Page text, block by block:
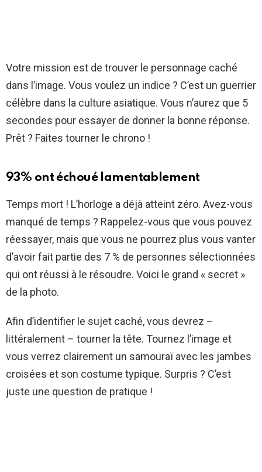
Votre mission est de trouver le personnage caché
dans l’image. Vous voulez un indice ? C’est un guerrier
célèbre dans la culture asiatique. Vous n’aurez que 5
secondes pour essayer de donner la bonne réponse.
Prêt ? Faites tourner le chrono !
93% ont échoué lamentablement
Temps mort ! L’horloge a déjà atteint zéro. Avez-vous
manqué de temps ? Rappelez-vous que vous pouvez
réessayer, mais que vous ne pourrez plus vous vanter
d’avoir fait partie des 7 % de personnes sélectionnées
qui ont réussi à le résoudre. Voici le grand « secret »
de la photo.
Afin d’identifier le sujet caché, vous devrez –
littéralement – tourner la tête. Tournez l’image et
vous verrez clairement un samouraï avec les jambes
croisées et son costume typique. Surpris ? C’est
juste une question de pratique !